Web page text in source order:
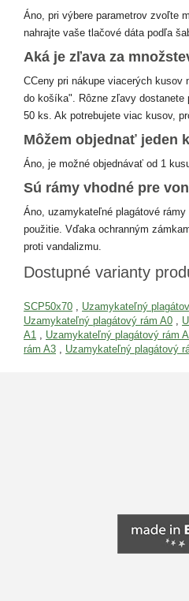
Áno, pri výbere parametrov zvoľte
nahrajte vaše tlačové dáta podľa
Aká je zľava za
CCeny pri nákupe viacerých kusov
do košíka". Rôzne zľavy
50 ks. Ak potrebujete viac kusov,
Môžem objednať jeden
Áno, je možné objednávať od 1
Sú rámy vhodné pre
Áno, uzamykateľné plagátové
použitie. Vďaka ochranným
proti vandalizmu.
Dostupné varianty
SCP50x70 Uzamykateľný
Uzamykateľný plagátový rám A0
A1
Uzamykateľný plagátový rám
rám A3
Uzamykateľný plagátový